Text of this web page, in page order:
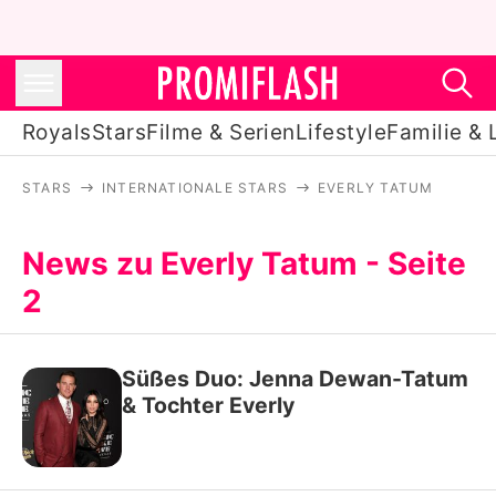
RoyalsStarsFilme & SerienLifestyleFamilie &
Stars
Familie & Liebe
STARS INTERNATIONALE STARS EVERLY TATUM
News zu Everly Tatum - Seite
2
Süßes Duo: Jenna Dewan-Tatum
& Tochter Everly